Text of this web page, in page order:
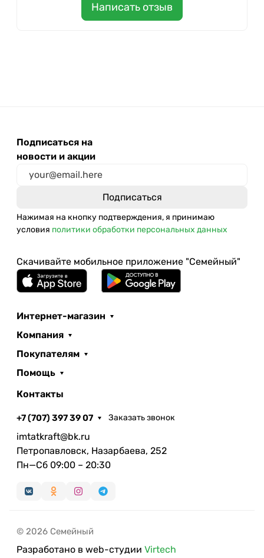
Написать отзыв
Подписаться на
новости и акции
Нажимая на кнопку подтверждения, я принимаю
условия политики обработки персональных данных
Скачивайте мобильное приложение "Семейный"
Интернет-магазин
Компания
Покупателям
Помощь
Контакты
+7 (707) 397 39 07 Заказать звонок
imtatkraft@bk.ru
Петропавловск, Назарбаева, 252
Пн—Сб 09:00 – 20:30
© 2026 Семейный
Разработано в web-студии Virtech